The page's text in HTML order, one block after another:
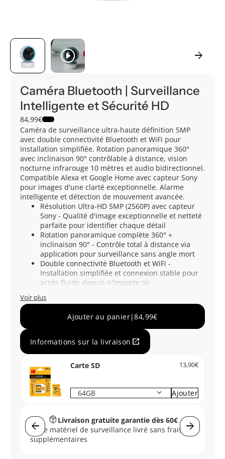
arrow_forward
play_circle
Caméra Bluetooth | Surveillance
Intelligente et Sécurité HD
84,99€
Caméra de surveillance ultra-haute définition 5MP
avec double connectivité Bluetooth et WiFi pour
installation simplifiée. Rotation panoramique 360°
avec inclinaison 90° contrôlable à distance, vision
nocturne infrarouge 10 mètres et audio bidirectionnel.
Compatible Alexa et Google Home avec capteur Sony
pour images d'une clarté exceptionnelle. Alarme
intelligente et détection de mouvement avancée.
Résolution Ultra-HD 5MP (2560P) avec capteur
Sony - Qualité d'image exceptionnelle et netteté
parfaite pour identifier chaque détail
Rotation panoramique complète 360° +
inclinaison 90° - Contrôle total à distance via
application pour surveillance sans angle mort
Double connectivité Bluetooth et WiFi -
Installation simplifiée et connexion stable pour
accès fluide depuis n'importe où
Voir plus
Ajouter au panier|84,99€
Informations sur la livraison open_in_new
Carte SD 13,90€
keyboard_arrow_down Ajouter
arrow_back arrow_forward
package_2 Livraison gratuite garantie dès 60€
Votre matériel de surveillance livré sans frais
supplémentaires